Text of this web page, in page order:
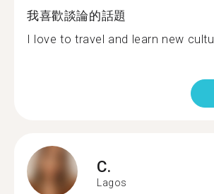
我喜歡談論的話題
I love to travel and learn new
C.
Lagos